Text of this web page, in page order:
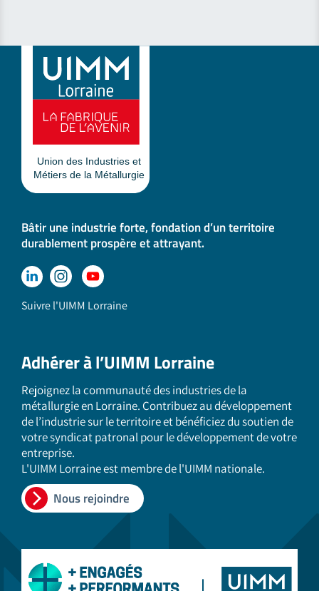
Bâtir une industrie forte, fondation d’un territoire
durablement prospère et attrayant.
Suivre l'UIMM Lorraine
Adhérer à l’UIMM Lorraine
Rejoignez la communauté des industries de la
métallurgie en Lorraine. Contribuez au développement
de l’industrie sur le territoire et bénéficiez du soutien de
votre syndicat patronal pour le développement de votre
entreprise.
L'UIMM Lorraine est membre de l'UIMM nationale.
Nous rejoindre